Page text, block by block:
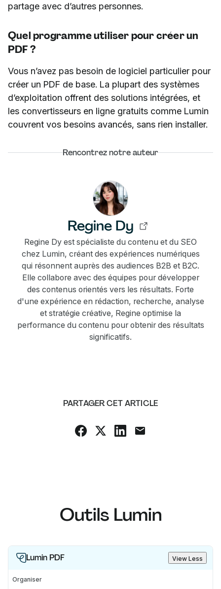
partage avec d’autres personnes.
Quel programme utiliser pour créer un
PDF ?
Vous n’avez pas besoin de logiciel particulier pour
créer un PDF de base. La plupart des systèmes
d’exploitation offrent des solutions intégrées, et
les convertisseurs en ligne gratuits comme Lumin
couvrent vos besoins avancés, sans rien installer.
Rencontrez notre auteur
Regine Dy
Regine Dy est spécialiste du contenu et du SEO
chez Lumin, créant des expériences numériques
qui résonnent auprès des audiences B2B et B2C.
Elle collabore avec des équipes pour développer
des contenus orientés vers les résultats. Forte
d'une expérience en rédaction, recherche, analyse
et stratégie créative, Regine optimise la
performance du contenu pour obtenir des résultats
significatifs.
PARTAGER CET ARTICLE
Outils Lumin
Lumin PDF View Less
Organiser